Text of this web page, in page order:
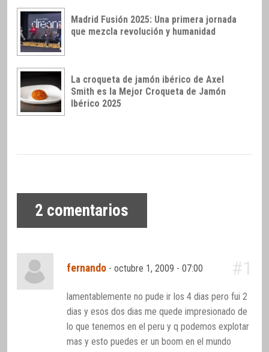
Madrid Fusión 2025: Una primera jornada
que mezcla revolución y humanidad
La croqueta de jamón ibérico de Axel
Smith es la Mejor Croqueta de Jamón
Ibérico 2025
2 comentarios
fernando -octubre 1, 2009 - 07:00 #1
lamentablemente no pude ir los 4 dias pero fui 2
dias y esos dos dias me quede impresionado de
lo que tenemos en el peru y q podemos explotar
mas y esto puedes er un boom en el mundo